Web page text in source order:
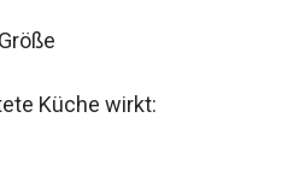
Küche wirkt: